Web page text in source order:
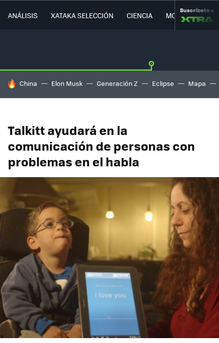
ANÁLISIS XATAKA SELECCIÓN CIENCIA MOVILIDAD
Suscríbete a
HOY SE HABLA DE
China Elon Musk Generación Z Eclipse Mapa
Talkitt ayudará en la
comunicación de personas con
problemas en el habla